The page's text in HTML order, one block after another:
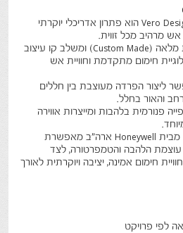
Vero הוא פתרון אדריכלי יוקרתי
אש מרהיב מכל זווית.
מלאה (Custom Made) ומשלב קו עיצוב
חימום מתקדמת וחוויית אש
ליצור הפרדה מעוצבת בין חללים
והאור בחלל.
פנורמית בלהבות ומייצרות אווירה
.
Honeywell ארה״ב מאפשרת
הלהבה והטמפרטורה, לצד
חימום אמינה, יציבה ויוקרתית לאורך
לפי פרויקט